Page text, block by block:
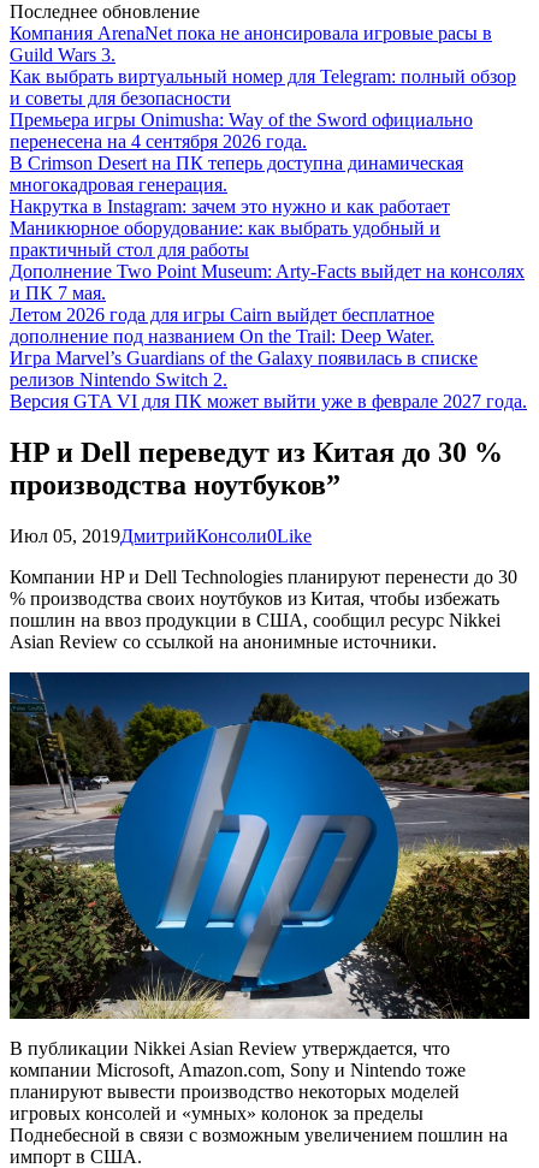
Последнее обновление
Компания ArenaNet пока не анонсировала игровые расы в
Guild Wars 3.
Как выбрать виртуальный номер для Telegram: полный обзор
и советы для безопасности
Премьера игры Onimusha: Way of the Sword официально
перенесена на 4 сентября 2026 года.
В Crimson Desert на ПК теперь доступна динамическая
многокадровая генерация.
Накрутка в Instagram: зачем это нужно и как работает
Маникюрное оборудование: как выбрать удобный и
практичный стол для работы
Дополнение Two Point Museum: Arty-Facts выйдет на консолях
и ПК 7 мая.
Летом 2026 года для игры Cairn выйдет бесплатное
дополнение под названием On the Trail: Deep Water.
Игра Marvel’s Guardians of the Galaxy появилась в списке
релизов Nintendo Switch 2.
Версия GTA VI для ПК может выйти уже в феврале 2027 года.
HP и Dell переведут из Китая до 30 %
производства ноутбуков”
Июл 05, 2019ДмитрийКонсоли0Like
Компании HP и Dell Technologies планируют перенести до 30
% производства своих ноутбуков из Китая, чтобы избежать
пошлин на ввоз продукции в США, сообщил ресурс Nikkei
Asian Review со ссылкой на анонимные источники.
В публикации Nikkei Asian Review утверждается, что
компании Microsoft, Amazon.com, Sony и Nintendo тоже
планируют вывести производство некоторых моделей
игровых консолей и «умных» колонок за пределы
Поднебесной в связи с возможным увеличением пошлин на
импорт в США.